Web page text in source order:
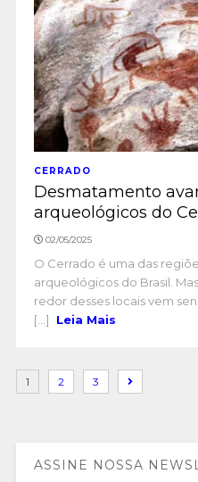
CERRADO
Desmatamento
arqueológicos do
02/05/2025
O Cerrado é uma das
arqueológicos do Brasil.
redor desses locais vem
[...]
Leia Mais
1 2 3
ASSINE NOSSA